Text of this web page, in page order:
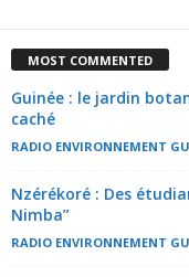
MOST COMMENTED
Guinée : le jardin
caché
RADIO ENVIRONNEMENT
Nzérékoré : Des
Nimba”
RADIO ENVIRONNEMENT